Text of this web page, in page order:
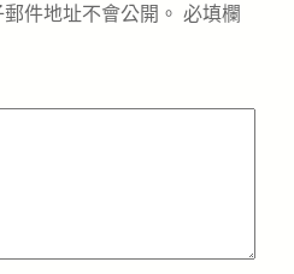
件地址不會公開。 必填欄